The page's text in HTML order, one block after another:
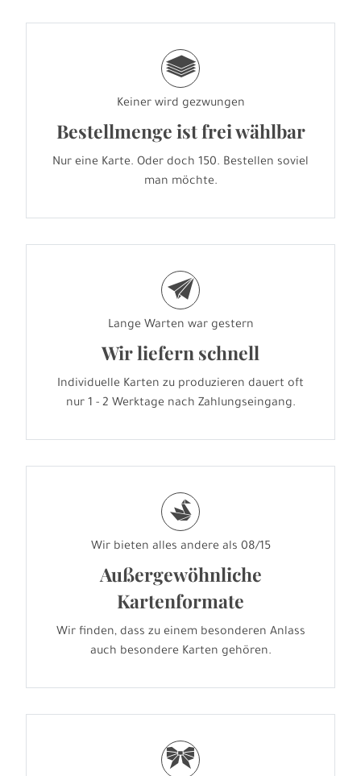
g
Keiner wird gezwungen
Bestellmenge ist frei wählbar
Nur eine Karte. Oder doch 150. Bestellen soviel
man möchte.
e
Lange Warten war gestern
Wir liefern schnell
Individuelle Karten zu produzieren dauert oft
nur 1 - 2 Werktage nach Zahlungseingang.
s
Wir bieten alles andere als 08/15
Außergewöhnliche
Kartenformate
Wir finden, dass zu einem besonderen Anlass
auch besondere Karten gehören.
r